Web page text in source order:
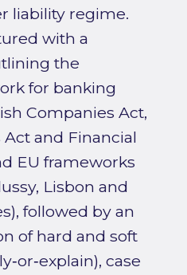
liability regime.
with a
the
for banking
Companies Act,
and Financial
EU frameworks
Lisbon and
followed by an
of hard and soft
case